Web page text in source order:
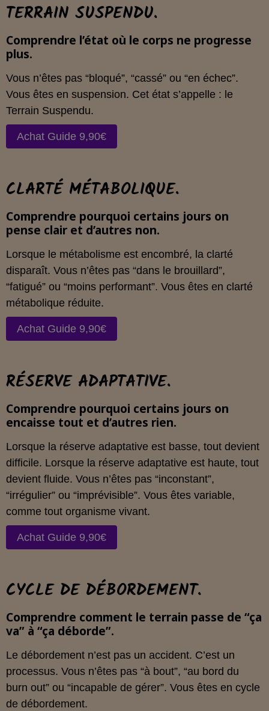
TERRAIN SUSPENDU.
Comprendre l’état où le corps ne progresse
plus.
Vous n’êtes pas “bloqué”, “cassé” ou “en échec”.
Vous êtes en suspension. Cet état s’appelle : le
Terrain Suspendu.
Achat Guide 9,90€
CLARTÉ MÉTABOLIQUE.
Comprendre pourquoi certains jours on
pense clair et d’autres non.
Lorsque le métabolisme est encombré, la clarté
disparaît. Vous n’êtes pas “dans le brouillard”,
“fatigué” ou “moins performant”. Vous êtes en clarté
métabolique réduite.
Achat Guide 9,90€
RÉSERVE ADAPTATIVE.
Comprendre pourquoi certains jours on
encaisse tout et d’autres rien.
Lorsque la réserve adaptative est basse, tout devient
difficile. Lorsque la réserve adaptative est haute, tout
devient fluide. Vous n’êtes pas “inconstant”,
“irrégulier” ou “imprévisible”. Vous êtes variable,
comme tout organisme vivant.
Achat Guide 9,90€
CYCLE DE DÉBORDEMENT.
Comprendre comment le terrain passe de “ça
va” à “ça déborde”.
Le débordement n’est pas un accident. C’est un
processus. Vous n’êtes pas “à bout”, “au bord du
burn out” ou “incapable de gérer”. Vous êtes en cycle
de débordement.